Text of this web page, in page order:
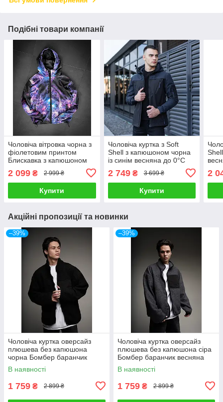
Подібні товари компанії
Чоловіча вітровка чорна з
фіолетовим принтом
Блискавка з капюшоном
2 099 ₴ 2 999 ₴
Купити
Чоловіча куртка з Soft
Shell з капюшоном чорна
із синім весняна до 0°C
2 749₴ 3 699 ₴
Купити
2
Акційні пропозиції та новинки
–39%
Чоловіча куртка оверсайз
плюшева без капюшона
чорна Бомбер баранчик
весняна осіння
В наявності
1 759 ₴ 2 899 ₴
–39%
Чоловіча куртка оверсайз
плюшева без капюшона сіра
Бомбер баранчик весняна
осіння
В наявності
1 759 ₴ 2 899 ₴